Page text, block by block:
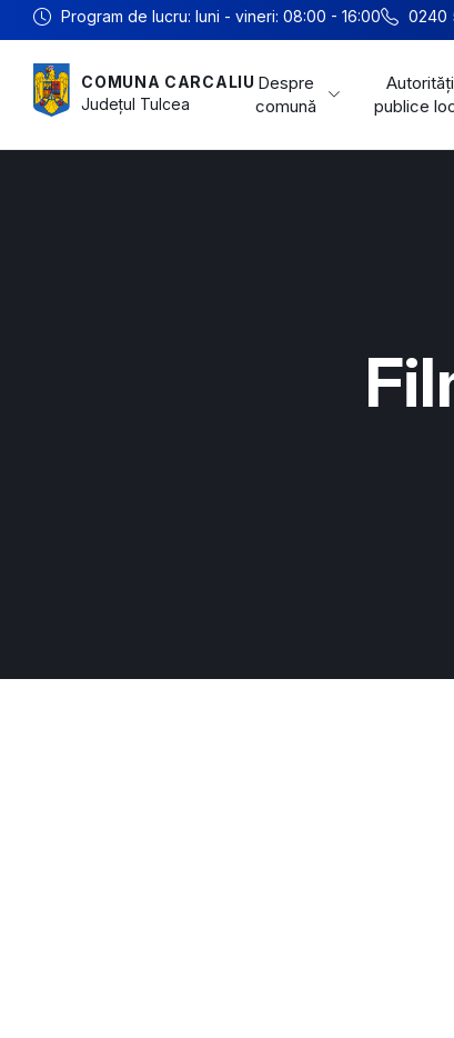
Program de lucru: luni - vineri: 08:00 - 16:00 0240
COMUNA CARCALIU
Județul Tulcea
Despre
comună
publice